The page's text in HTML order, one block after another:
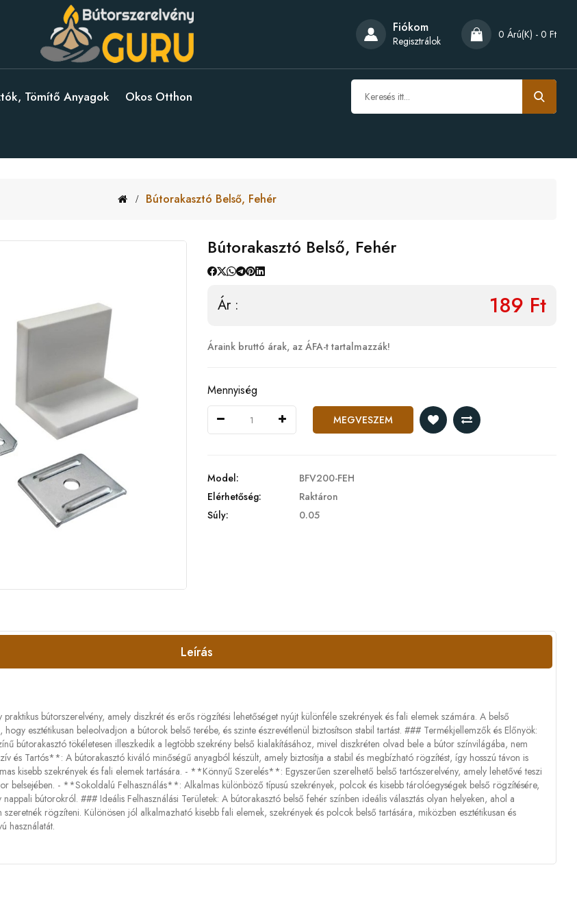
Fiókom
Regisztrálok 0 Árú(k) - 0 Ft
Tömítő Anyagok Okos Otthon
Bútorakasztó Belső, Fehér
Bútorakasztó Belső, Fehér
Ár : 189 Ft
Áraink bruttó árak, az ÁFA-t tartalmazzák!
Mennyiség
MEGVESZEM
Model:
BFV200-FEH
Elérhetőség:
Raktáron
Súly:
0.05
Leírás
bútorszerelvény, amely diszkrét és erős rögzítési lehetőséget nyújt különféle szekrények és fali elemek számára. A belső
hogy esztétikusan beleolvadjon a bútorok belső terébe, és szinte észrevétlenül biztosítson stabil tartást. ### Termékjellemzők és Előnyök:
bútorakasztó tökéletesen illeszkedik a legtöbb szekrény belső kialakításához, mivel diszkréten olvad bele a bútor színvilágába, nem
és Tartós**: A bútorakasztó kiváló minőségű anyagból készült, amely biztosítja a stabil és megbízható rögzítést, így hosszú távon is
kisebb szekrények és fali elemek tartására. - **Könnyű Szerelés**: Egyszerűen szerelhető belső tartószerelvény, amely lehetővé teszi
belsejében. - **Sokoldalú Felhasználás**: Alkalmas különböző típusú szekrények, polcok és kisebb tárolóegységek belső rögzítésére,
bútorokról. ### Ideális Felhasználási Területek: A bútorakasztó belső fehér színben ideális választás olyan helyeken, ahol a
rögzíteni. Különösen jól alkalmazható kisebb fali elemek, szekrények és polcok belső tartására, miközben esztétikusan és
használatát.